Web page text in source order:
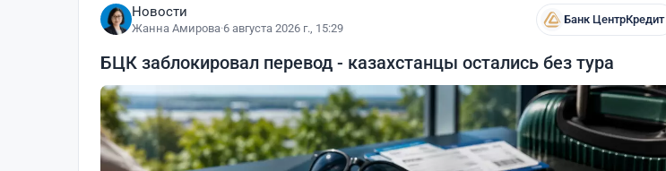
Новости
Жанна Амирова·6 августа 2026 г., 15:29
Банк ЦентрКредит
БЦК заблокировал перевод - казахстанцы остались без тура